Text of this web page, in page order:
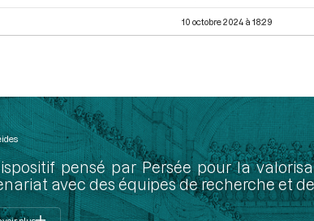
10 octobre 2024 à 18:29
pensé par Persée pour la
avec des équipes de recherche et